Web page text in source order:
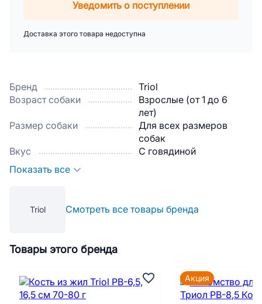
Бренд
Triol
Возраст собаки
Взрослые (от 1 до 6
лет)
Размер собаки
Для всех размеров
собак
Вкус
С говядиной
Показать все
Triol Смотреть все товары бренда
Уведомить о поступлении
Доставка этого товара недоступна
Товары этого бренда
Акция